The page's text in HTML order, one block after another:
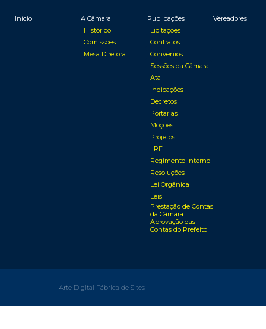
Início
A Câmara
Histórico
Comissões
Mesa Diretora
Publicações
Licitações
Contratos
Convênios
Sessões da Câmara
Ata
Indicações
Decretos
Portarias
Moções
Projetos
LRF
Regimento Interno
Resoluções
Lei Orgânica
Leis
Prestação de Contas
da Câmara
Aprovação das
Contas do Prefeito
Vereadores
Arte Digital Fábrica de Sites